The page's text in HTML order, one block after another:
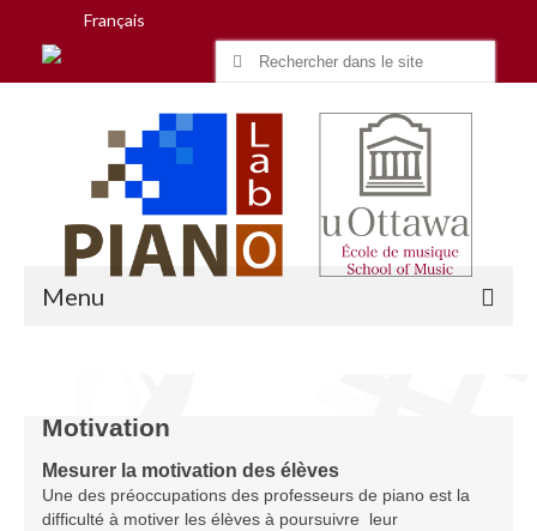
Français
Search
Menu
Recherche
Équipe
Motivation
Mesurer la motivation des élèves
Une des préoccupations des professeurs de piano est la
difficulté à motiver les élèves à poursuivre leur